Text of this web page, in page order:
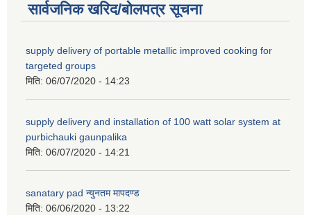
सार्वजनिक खरिद/बोलपत्र सूचना
supply delivery of portable metallic improved cooking for
targeted groups
मिति: 06/07/2020 - 14:23
supply delivery and installation of 100 watt solar system at
purbichauki gaunpalika
मिति: 06/07/2020 - 14:21
sanatary pad न्युनतम मापदण्ड
मिति: 06/06/2020 - 13:22